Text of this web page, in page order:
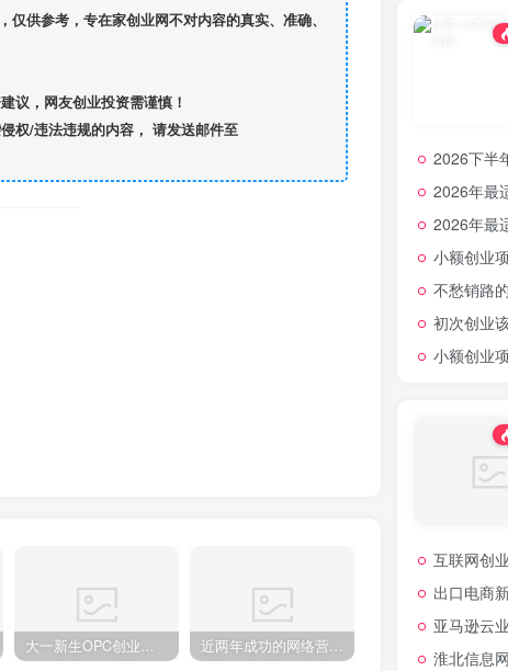
供参考，专在家创业网不对内容的真实、准确、
议，网友创业投资需谨慎！
权/违法违规的内容， 请发送邮件至
大一新生OPC创业，实现月入过万 近两年成功的网络营销案例有哪些？ 网络营销做得比较成功的9个案例
2026下半年最适合普通人做的小
2026年最适合普通人
2026年最适合小本创
小额创业项目有哪些？2026
不愁销路的小工厂项
初次创业该如何开始？
小额创业项目有哪些
互联网创业有
出口电商新风
亚马逊云业务收入
淮北信息网——